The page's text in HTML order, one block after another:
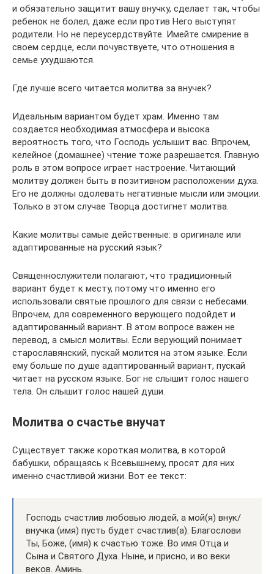
и обязательно защитит вашу внучку, сделает так, чтобы
ребенок не болел, даже если против Него выступят
родители. Но не переусердствуйте. Имейте смирение в
своем сердце, если почувствуете, что отношения в
семье ухудшаются.
Где лучше всего читается молитва за внучек?
Идеальным вариантом будет храм. Именно там
создается необходимая атмосфера и высока
вероятность того, что Господь услышит вас. Впрочем,
келейное (домашнее) чтение тоже разрешается. Главную
роль в этом вопросе играет настроение. Читающий
молитву должен быть в позитивном расположении духа.
Его не должны одолевать негативные мысли или эмоции.
Только в этом случае Творца достигнет молитва.
Какие молитвы самые действенные: в оригинале или
адаптированные на русский язык?
Священнослужители полагают, что традиционный
вариант будет к месту, потому что именно его
использовали святые прошлого для связи с небесами.
Впрочем, для современного верующего подойдет и
адаптированный вариант. В этом вопросе важен не
перевод, а смысл молитвы. Если верующий понимает
старославянский, пускай молится на этом языке. Если
ему больше по душе адаптированный вариант, пускай
читает на русском языке. Бог не слышит голос нашего
тела. Он слышит голос нашей души.
Молитва о счастье внучат
Существует также короткая молитва, в которой
бабушки, обращаясь к Всевышнему, просят для них
именно счастливой жизни. Вот ее текст:
Господь счастлив любовью людей, а мой(я) внук/
внучка (имя) пусть будет счастлив(а). Благослови
Ты, Боже, (имя) к счастью тоже. Во имя Отца и
Сына и Святого Духа. Ныне, и присно, и во веки
веков. Аминь.